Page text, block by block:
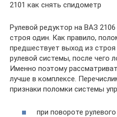
2101 как снять спидометр
Рулевой редуктор на ВАЗ
строя один. Как правило,
предшествует выход из
рулевой системы, после чего
Именно поэтому
лучше в комплексе.
признаки поломки системы
при повороте